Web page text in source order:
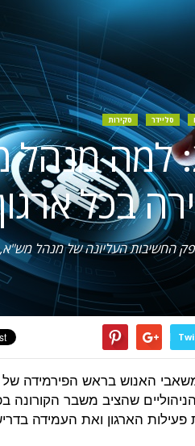
סליידר סקירות
לקראת 2021:
בכל
מעל לכל ספק החשיבות העליונה של
האנוש בראש הפירמידה
שהציב משבר הקורונה
הארגון ואת העמידה